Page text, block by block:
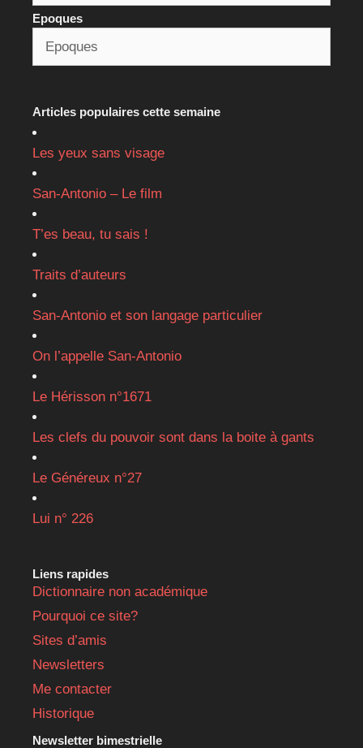
Epoques
Articles populaires cette semaine
Les yeux sans visage
San-Antonio – Le film
T’es beau, tu sais !
Traits d’auteurs
San-Antonio et son langage particulier
On l’appelle San-Antonio
Le Hérisson n°1671
Les clefs du pouvoir sont dans la boite à gants
Le Généreux n°27
Lui n° 226
Liens rapides
Dictionnaire non académique
Pourquoi ce site?
Sites d’amis
Newsletters
Me contacter
Historique
Newsletter bimestrielle